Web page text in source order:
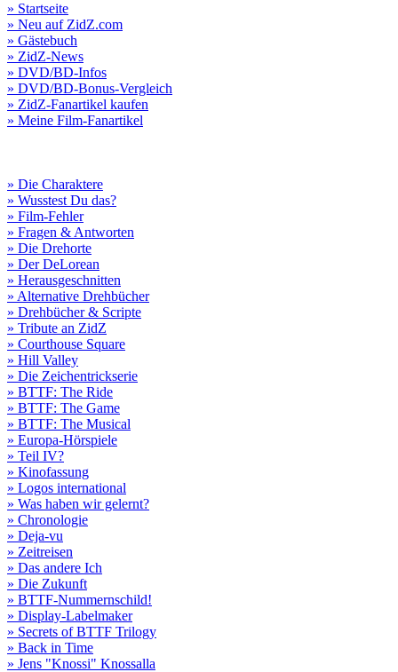
» Startseite
» Neu auf ZidZ.com
» Gästebuch
» ZidZ-News
» DVD/BD-Infos
» DVD/BD-Bonus-Vergleich
» ZidZ-Fanartikel kaufen
» Meine Film-Fanartikel
» Die Charaktere
» Wusstest Du das?
» Film-Fehler
» Fragen & Antworten
» Die Drehorte
» Der DeLorean
» Herausgeschnitten
» Alternative Drehbücher
» Drehbücher & Scripte
» Tribute an ZidZ
» Courthouse Square
» Hill Valley
» Die Zeichentrickserie
» BTTF: The Ride
» BTTF: The Game
» BTTF: The Musical
» Europa-Hörspiele
» Teil IV?
» Kinofassung
» Logos international
» Was haben wir gelernt?
» Chronologie
» Deja-vu
» Zeitreisen
» Das andere Ich
» Die Zukunft
» BTTF-Nummernschild!
» Display-Labelmaker
» Secrets of BTTF Trilogy
» Back in Time
» Jens "Knossi" Knossalla